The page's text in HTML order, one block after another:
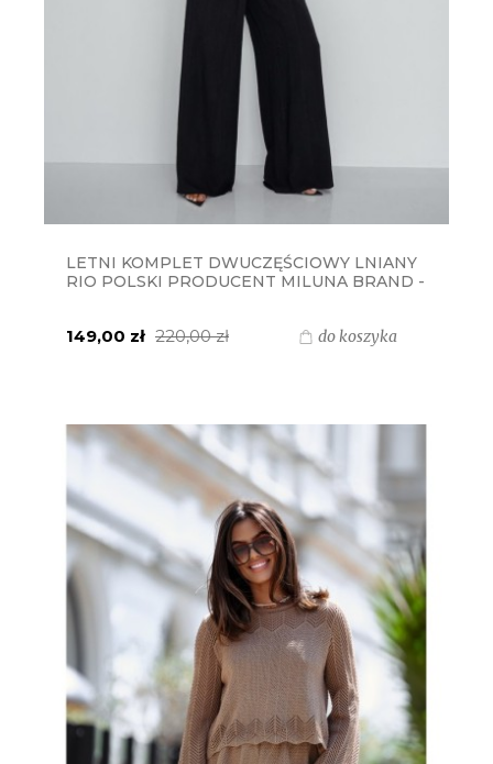
LETNI KOMPLET DWUCZĘŚCIOWY LNIANY
RIO POLSKI PRODUCENT MILUNA BRAND -
149,00 zł 220,00 zł do koszyka